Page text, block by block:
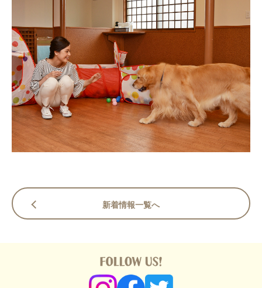
新着情報一覧へ